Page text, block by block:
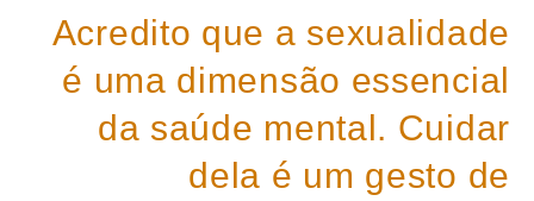
Acredito que a sexualidade
é uma dimensão essencial
da saúde mental. Cuidar
dela é um gesto de